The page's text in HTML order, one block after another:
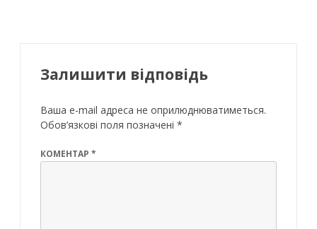
Залишити відповідь
Ваша e-mail адреса не оприлюднюватиметься.
Обов’язкові поля позначені *
КОМЕНТАР *